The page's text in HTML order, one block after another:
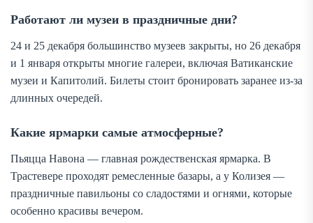
Работают ли музеи в праздничные дни?
24 и 25 декабря большинство музеев закрыты, но 26 декабря
и 1 января открыты многие галереи, включая Ватиканские
музеи и Капитолий. Билеты стоит бронировать заранее из-за
длинных очередей.
Какие ярмарки самые атмосферные?
Пьяцца Навона — главная рождественская ярмарка. В
Трастевере проходят ремесленные базары, а у Колизея —
праздничные павильоны со сладостями и огнями, которые
особенно красивы вечером.